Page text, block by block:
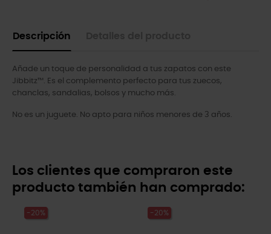
Descripción
Añade un toque de personalidad a tus zapatos con este
Jibbitz™. Es el complemento perfecto para tus zuecos,
chanclas, sandalias, bolsos y mucho más.
No es un juguete. No apto para niños menores de 3 años.
Los clientes que compraron este
producto también han comprado:
-20% -20%